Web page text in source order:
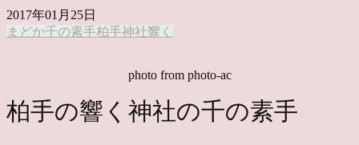
2017年01月25日
まどか千の素手柏手神社響く
photo from photo-ac
柏手の響く神社の千の素手